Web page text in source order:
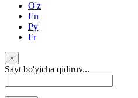
O'z
En
Ру
Fr
×
Sayt bo'yicha qidiruv...